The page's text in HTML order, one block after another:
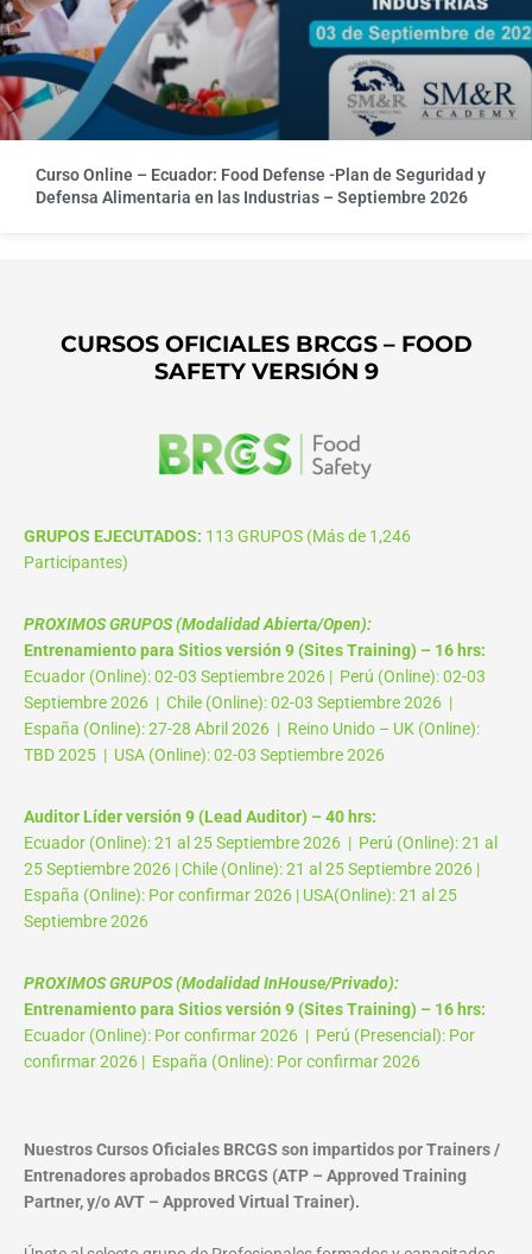
Curso Online – Ecuador: Food Defense -Plan de Seguridad y
Defensa Alimentaria en las Industrias – Septiembre 2026
CURSOS OFICIALES BRCGS – FOOD
SAFETY VERSIÓN 9
GRUPOS EJECUTADOS: 113 GRUPOS (Más de 1,246
Participantes)
PROXIMOS GRUPOS (Modalidad Abierta/Open):
Entrenamiento para Sitios versión 9 (Sites Training) – 16 hrs:
Ecuador (Online): 02-03 Septiembre 2026 | Perú (Online): 02-03
Septiembre 2026 | Chile (Online): 02-03 Septiembre 2026 |
España (Online): 27-28 Abril 2026 | Reino Unido – UK (Online):
TBD 2025 | USA (Online): 02-03 Septiembre 2026
Auditor Líder versión 9 (Lead Auditor) – 40 hrs:
Ecuador (Online): 21 al 25 Septiembre 2026 | Perú (Online): 21 al
25 Septiembre 2026 | Chile (Online): 21 al 25 Septiembre 2026 |
España (Online): Por confirmar 2026 | USA(Online): 21 al 25
Septiembre 2026
PROXIMOS GRUPOS (Modalidad InHouse/Privado):
Entrenamiento para Sitios versión 9 (Sites Training) – 16 hrs:
Ecuador (Online): Por confirmar 2026 | Perú (Presencial): Por
confirmar 2026 | España (Online): Por confirmar 2026
Nuestros Cursos Oficiales BRCGS son impartidos por Trainers /
Entrenadores aprobados BRCGS (ATP – Approved Training
Partner, y/o AVT – Approved Virtual Trainer).